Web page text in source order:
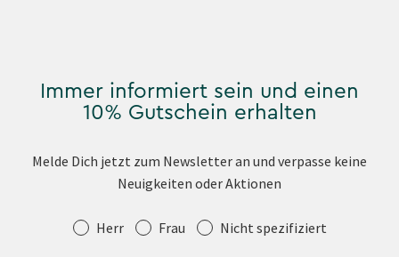
Immer informiert sein und einen
10% Gutschein erhalten
Melde Dich jetzt zum Newsletter an und verpasse keine
Neuigkeiten oder Aktionen
Anrede Herr Frau Nicht spezifiziert